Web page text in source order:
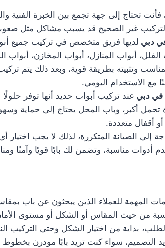
فأنت تحتاج إلى جهة تجمع بين الخبرة الفنية
غير الصحيح قد يسبب مشاكل مثل
دبي لديها فريق متخصص في تركيب جميع
أبواب المنازل، أبواب المخازن، أبواب
وتثبيته بطريقة قوية، وبعد ذلك يتم
مع الاستخدام اليومي.
في دبي عند تركيب أبواب حديد أنها توفر
تحمل أكبر، وباب المحل يحتاج إلى حماية
أقفال متعددة.
إلى الصيانة المتكررة، لذلك لا يجب
أدوات مناسبة، وتضمن لك بابًا قويًا وآمنًا
المهمة للعملاء الذين يبحثون عن باب
من حيث المقاس أو الشكل أو مستوى
بداية من اختيار الشكل وحتى التركيب
سواء كنت تريد بابًا مودرن بخطوط